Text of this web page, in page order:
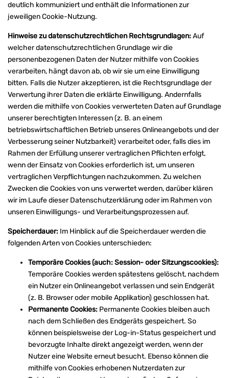
deutlich kommuniziert und enthält die Informationen zur
jeweiligen Cookie-Nutzung.
Hinweise zu datenschutzrechtlichen Rechtsgrundlagen:Auf
welcher datenschutzrechtlichen Grundlage wir die
personenbezogenen Daten der Nutzer mithilfe von Cookies
verarbeiten, hängt davon ab, ob wir sie um eine Einwilligung
bitten. Falls die Nutzer akzeptieren, ist die Rechtsgrundlage der
Verwertung ihrer Daten die erklärte Einwilligung. Andernfalls
werden die mithilfe von Cookies verwerteten Daten auf Grundlage
unserer berechtigten Interessen (z. B. an einem
betriebswirtschaftlichen Betrieb unseres Onlineangebots und der
Verbesserung seiner Nutzbarkeit) verarbeitet oder, falls dies im
Rahmen der Erfüllung unserer vertraglichen Pflichten erfolgt,
wenn der Einsatz von Cookies erforderlich ist, um unseren
vertraglichen Verpflichtungen nachzukommen. Zu welchen
Zwecken die Cookies von uns verwertet werden, darüber klären
wir im Laufe dieser Datenschutzerklärung oder im Rahmen von
unseren Einwilligungs- und Verarbeitungsprozessen auf.
Speicherdauer: Im Hinblick auf die Speicherdauer werden die
folgenden Arten von Cookies unterschieden:
Temporäre Cookies (auch: Session- oder Sitzungscookies):
Temporäre Cookies werden spätestens gelöscht, nachdem
ein Nutzer ein Onlineangebot verlassen und sein Endgerät
(z. B. Browser oder mobile Applikation) geschlossen hat.
Permanente Cookies: Permanente Cookies bleiben auch
nach dem Schließen des Endgeräts gespeichert. So
können beispielsweise der Log-in-Status gespeichert und
bevorzugte Inhalte direkt angezeigt werden, wenn der
Nutzer eine Website erneut besucht. Ebenso können die
mithilfe von Cookies erhobenen Nutzerdaten zur